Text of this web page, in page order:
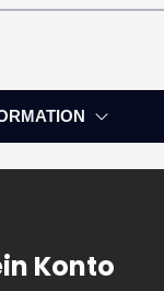
Konto